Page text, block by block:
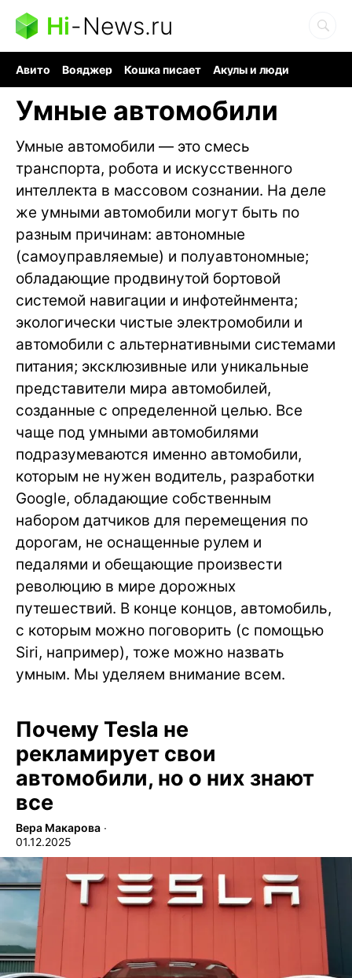
Hi-News.ru
Авито Вояджер Кошка писает
Акулы и люди
Умные автомобили
Умные автомобили — это смесь
транспорта, робота и искусственного
интеллекта в массовом сознании. На деле
же умными автомобили могут быть по
разным причинам: автономные
(самоуправляемые) и полуавтономные;
обладающие продвинутой бортовой
системой навигации и инфотейнмента;
экологически чистые электромобили и
автомобили с альтернативными системами
питания; эксклюзивные или уникальные
представители мира автомобилей,
созданные с определенной целью. Все
чаще под умными автомобилями
подразумеваются именно автомобили,
которым не нужен водитель, разработки
Google, обладающие собственным
набором датчиков для перемещения по
дорогам, не оснащенные рулем и
педалями и обещающие произвести
революцию в мире дорожных
путешествий. В конце концов, автомобиль,
с которым можно поговорить (с помощью
Siri, например), тоже можно назвать
умным. Мы уделяем внимание всем.
Почему Tesla не
рекламирует свои
автомобили, но о них знают
все
Вера Макарова ∙
01.12.2025